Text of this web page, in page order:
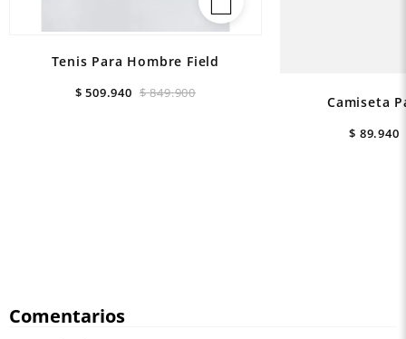
Tenis Para Hombre Field
$ 849.900
$ 509.940
Camiseta
$ 89.940
Comentarios